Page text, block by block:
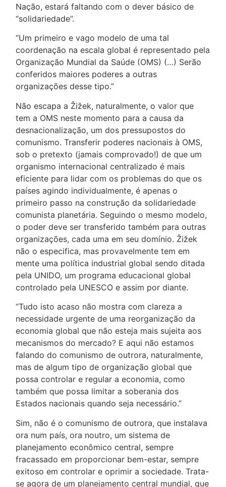
Nação, estará faltando com o dever básico de
“solidariedade”.
“Um primeiro e vago modelo de uma tal
coordenação na escala global é representado pela
Organização Mundial da Saúde (OMS) (…) Serão
conferidos maiores poderes a outras
organizações desse tipo.”
Não escapa a Žižek, naturalmente, o valor que
tem a OMS neste momento para a causa da
desnacionalização, um dos pressupostos do
comunismo. Transferir poderes nacionais à OMS,
sob o pretexto (jamais comprovado!) de que um
organismo internacional centralizado é mais
eficiente para lidar com os problemas do que os
países agindo individualmente, é apenas o
primeiro passo na construção da solidariedade
comunista planetária. Seguindo o mesmo modelo,
o poder deve ser transferido também para outras
organizações, cada uma em seu domínio. Žižek
não o especifica, mas provavelmente tem em
mente uma política industrial global sendo ditada
pela UNIDO, um programa educacional global
controlado pela UNESCO e assim por diante.
“Tudo isto acaso não mostra com clareza a
necessidade urgente de uma reorganização da
economia global que não esteja mais sujeita aos
mecanismos do mercado? E aqui não estamos
falando do comunismo de outrora, naturalmente,
mas de algum tipo de organização global que
possa controlar e regular a economia, como
também que possa limitar a soberania dos
Estados nacionais quando seja necessário.”
Sim, não é o comunismo de outrora, que instalava
ora num país, ora noutro, um sistema de
planejamento econômico central, sempre
fracassado em proporcionar bem-estar, sempre
exitoso em controlar e oprimir a sociedade. Trata-
se agora de um planejamento central mundial, que